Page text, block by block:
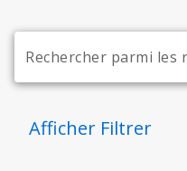
Afficher Filtrer